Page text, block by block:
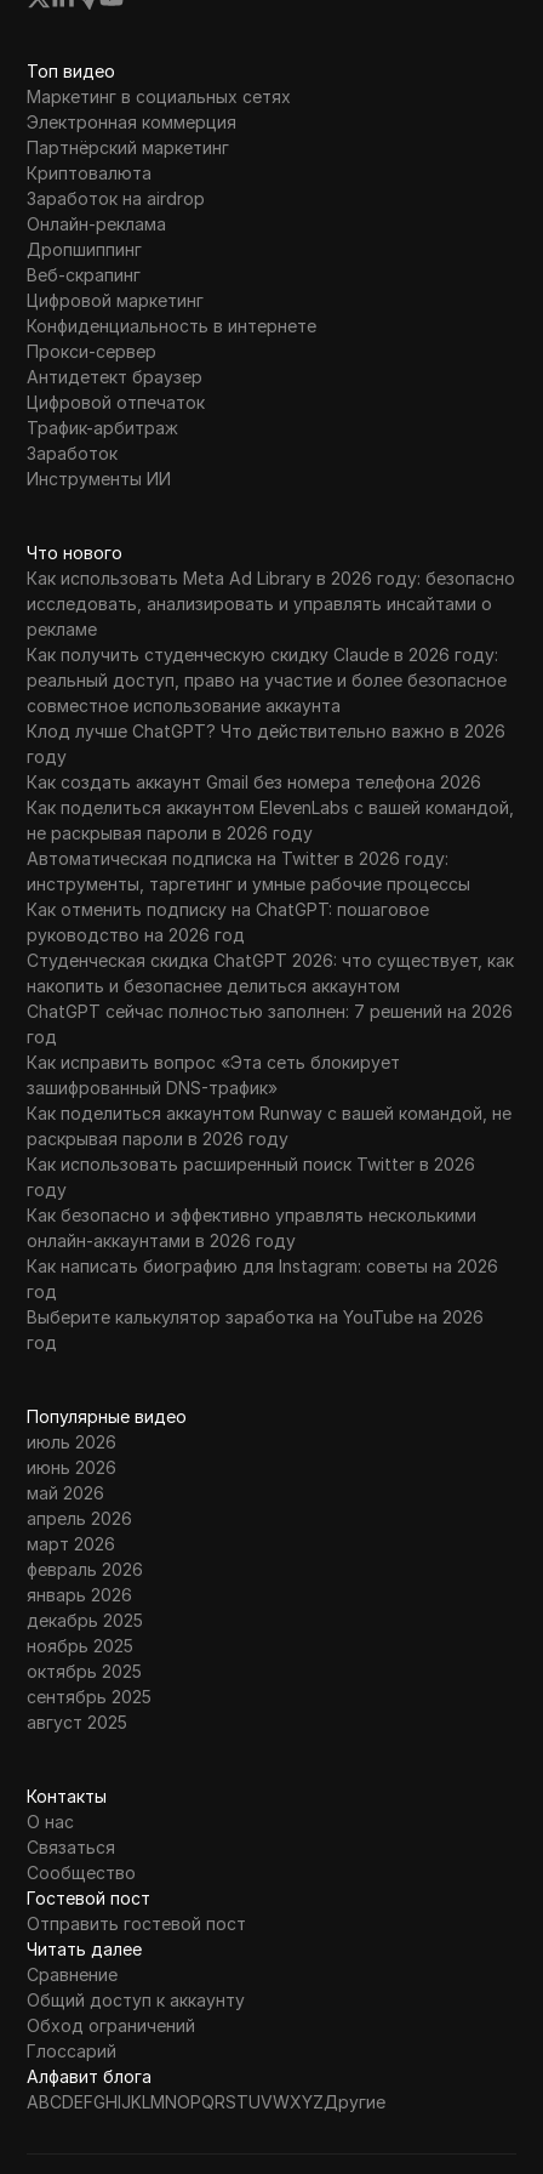
Топ видео
Маркетинг в социальных сетях
Электронная коммерция
Партнёрский маркетинг
Криптовалюта
Заработок на airdrop
Онлайн-реклама
Дропшиппинг
Веб-скрапинг
Цифровой маркетинг
Конфиденциальность в интернете
Прокси-сервер
Антидетект браузер
Цифровой отпечаток
Трафик-арбитраж
Заработок
Инструменты ИИ
Что нового
Как использовать Meta Ad Library в 2026 году: безопасно
исследовать, анализировать и управлять инсайтами о
рекламе
Как получить студенческую скидку Claude в 2026 году:
реальный доступ, право на участие и более безопасное
совместное использование аккаунта
Клод лучше ChatGPT? Что действительно важно в 2026
году
Как создать аккаунт Gmail без номера телефона 2026
Как поделиться аккаунтом ElevenLabs с вашей командой,
не раскрывая пароли в 2026 году
Автоматическая подписка на Twitter в 2026 году:
инструменты, таргетинг и умные рабочие процессы
Как отменить подписку на ChatGPT: пошаговое
руководство на 2026 год
Студенческая скидка ChatGPT 2026: что существует, как
накопить и безопаснее делиться аккаунтом
ChatGPT сейчас полностью заполнен: 7 решений на 2026
год
Как исправить вопрос «Эта сеть блокирует
зашифрованный DNS-трафик»
Как поделиться аккаунтом Runway с вашей командой, не
раскрывая пароли в 2026 году
Как использовать расширенный поиск Twitter в 2026
году
Как безопасно и эффективно управлять несколькими
онлайн-аккаунтами в 2026 году
Как написать биографию для Instagram: советы на 2026
год
Выберите калькулятор заработка на YouTube на 2026
год
Популярные видео
июль 2026
июнь 2026
май 2026
апрель 2026
март 2026
февраль 2026
январь 2026
декабрь 2025
ноябрь 2025
октябрь 2025
сентябрь 2025
август 2025
Контакты
О нас
Связаться
Сообщество
Гостевой пост
Отправить гостевой пост
Читать далее
Сравнение
Общий доступ к аккаунту
Обход ограничений
Глоссарий
Алфавит блога
ABCDEFGHIJKLMNOPQRSTUVWXYZДругие